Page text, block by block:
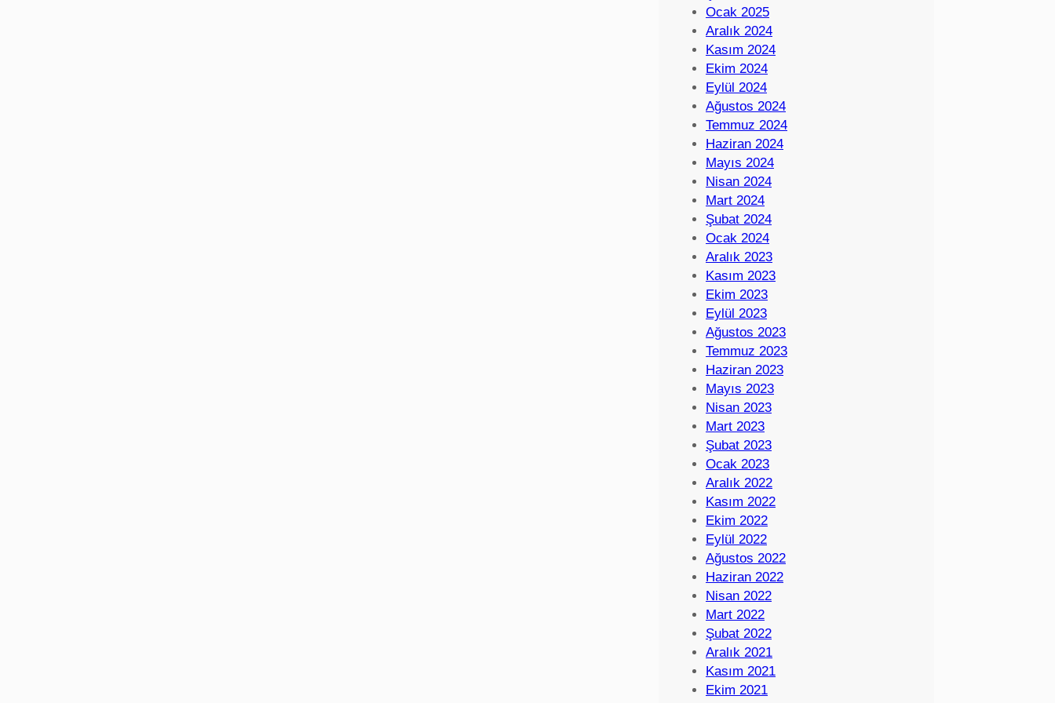
Ocak 2025
Aralık 2024
Kasım 2024
Ekim 2024
Eylül 2024
Ağustos 2024
Temmuz 2024
Haziran 2024
Mayıs 2024
Nisan 2024
Mart 2024
Şubat 2024
Ocak 2024
Aralık 2023
Kasım 2023
Ekim 2023
Eylül 2023
Ağustos 2023
Temmuz 2023
Haziran 2023
Mayıs 2023
Nisan 2023
Mart 2023
Şubat 2023
Ocak 2023
Aralık 2022
Kasım 2022
Ekim 2022
Eylül 2022
Ağustos 2022
Haziran 2022
Nisan 2022
Mart 2022
Şubat 2022
Aralık 2021
Kasım 2021
Ekim 2021